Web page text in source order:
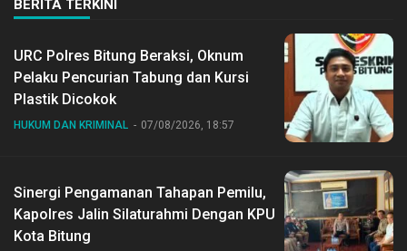
BERITA TERKINI
URC Polres Bitung Beraksi, Oknum
Pelaku Pencurian Tabung dan Kursi
Plastik Dicokok
HUKUM DAN KRIMINAL 07/08/2026, 18:57
Sinergi Pengamanan Tahapan Pemilu,
Kapolres Jalin Silaturahmi Dengan KPU
Kota Bitung